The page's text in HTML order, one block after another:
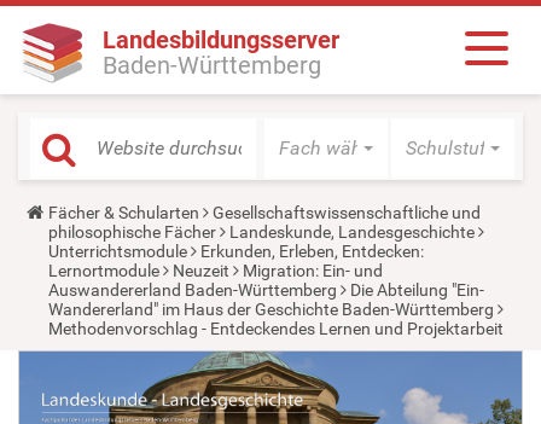
Landesbildungsserver
Baden-Württemberg
Fach wählen Schulstufe
Y
o
u
a
r
e
h
e
:
Fächer & Schularten
Gesellschaftswissenschaftliche und
philosophische Fächer
Landeskunde, Landesgeschichte
Unterrichtsmodule
Erkunden, Erleben, Entdecken:
Lernortmodule
Neuzeit
Migration: Ein- und
Auswandererland Baden-Württemberg
Die Abteilung "Ein-
Wandererland" im Haus der Geschichte Baden-Württemberg
Methodenvorschlag - Entdeckendes Lernen und Projektarbeit